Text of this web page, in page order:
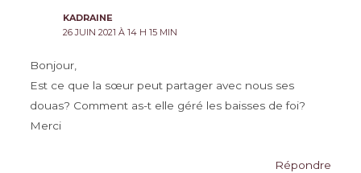
KADRAINE
26 JUIN 2021 À 14 H 15 MIN
Bonjour,
Est ce que la sœur peut partager avec nous ses
douas? Comment as-t elle géré les baisses de foi?
Merci
Répondre